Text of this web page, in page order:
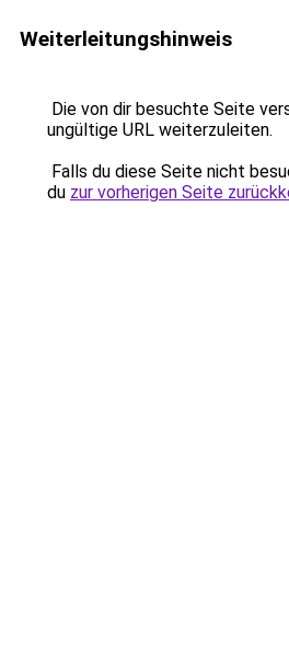
Weiterleitungshinweis
Die von dir besuchte Seite
ungültige URL weiterzuleiten.
Falls du diese Seite nicht
du zur vorherigen Seite